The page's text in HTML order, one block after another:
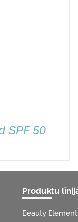
SPF 50
Produktu
Beauty